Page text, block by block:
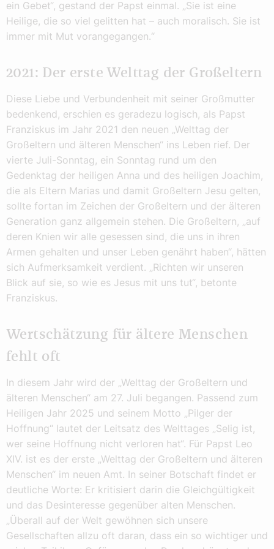
ein Gebet“, gestand der Papst einmal. „Sie ist eine
Heilige, die so viel gelitten hat – auch moralisch. Sie ist
immer mit Mut vorangegangen.“
2021: Der erste Welttag der Großeltern
Diese Liebe und Verbundenheit mit seiner Großmutter
bedenkend, erschien es geradezu logisch, als Papst
Franziskus im Jahr 2021 den neuen „Welttag der
Großeltern und älteren Menschen“ ins Leben rief. Der
vierte Juli-Sonntag, ein Sonntag rund um den
Gedenktag der heiligen Anna und des heiligen Joachim,
die als Eltern Marias und damit Großeltern Jesu gelten,
sollte fortan im Zeichen der Großeltern und der älteren
Generation ganz allgemein stehen. Die Großeltern, „auf
deren Knien wir alle gesessen sind, die uns in ihren
Armen gehalten und unser Leben genährt haben“, hätten
sich Aufmerksamkeit verdient. „Richten wir unseren
Blick auf sie, so wie es Jesus mit uns tut“, betonte
Franziskus.
Wertschätzung für ältere Menschen
fehlt oft
In diesem Jahr wird der „Welttag der Großeltern und
älteren Menschen“ am 27. Juli begangen. Passend zum
Heiligen Jahr 2025 und seinem Motto „Pilger der
Hoffnung“ lautet der Leitsatz des Welttages „Selig ist,
wer seine Hoffnung nicht verloren hat“. Für Papst Leo
XIV. ist es der erste „Welttag der Großeltern und älteren
Menschen“ im neuen Amt. In seiner Botschaft findet er
deutliche Worte: Er kritisiert darin die Gleichgültigkeit
und das Desinteresse gegenüber alten Menschen.
„Überall auf der Welt gewöhnen sich unsere
Gesellschaften allzu oft daran, dass ein so wichtiger und